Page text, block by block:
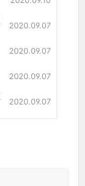
2020.09.07
2020.09.07
2020.09.07
2020.09.07